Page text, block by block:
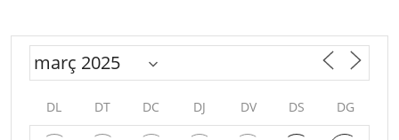
DL DT DC DJ DV DS DG